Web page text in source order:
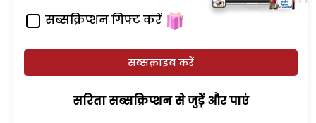
सब्सक्रिप्शन गिफ्ट करें
सब्सक्राइब करें
सरिता सब्सक्रिप्शन से जुड़ेें और पाएं